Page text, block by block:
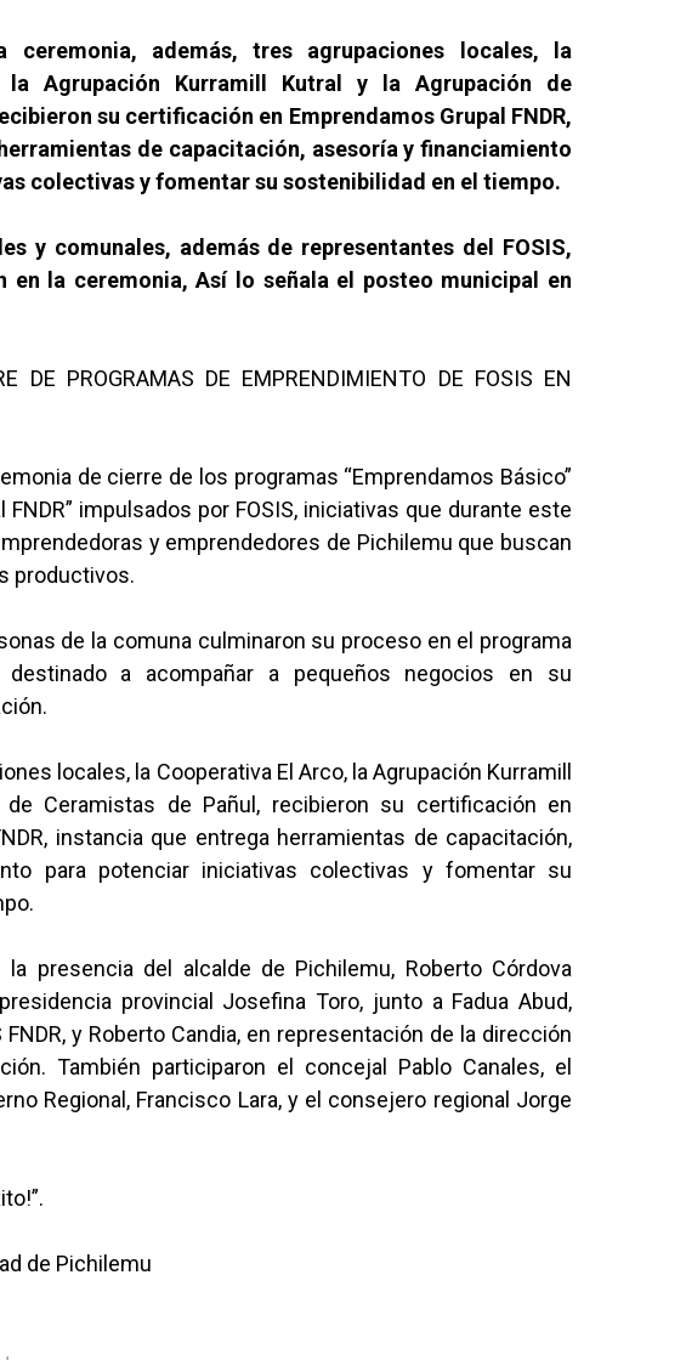
ceremonia, además,tres agrupaciones locales, la
la Agrupación Kurramill Kutral y la Agrupación de
su certificación en Emprendamos Grupal FNDR,
de capacitación, asesoría y financiamiento
colectivas y fomentar su sostenibilidad en el tiempo.
y comunales, además de representantes del FOSIS,
en la ceremonia, Así lo señala el posteo municipal en
DE PROGRAMAS DE EMPRENDIMIENTO DE FOSIS EN
de cierre de los programas “Emprendamos Básico”
FNDR” impulsados por FOSIS, iniciativas que durante este
y emprendedores de Pichilemu que buscan
productivos.
de la comuna culminaron su proceso en el programa
destinado a acompañar a pequeños negocios en su
locales, la Cooperativa El Arco, la Agrupación Kurramill
Ceramistas de Pañul, recibieron su certificación en
instancia que entrega herramientas de capacitación,
para potenciar iniciativas colectivas y fomentar su
presencia del alcalde de Pichilemu, Roberto Córdova
provincial Josefina Toro, junto a Fadua Abud,
y Roberto Candia, en representación de la dirección
También participaron el concejal Pablo Canales, el
Regional, Francisco Lara, y el consejero regional Jorge
de Pichilemu